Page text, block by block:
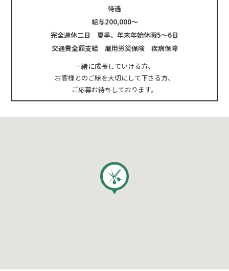
待遇
給与200,000～
完全週休二日 夏季、年末年始休暇5～6日
交通費全額支給 雇用労災保険 疾病保障
一緒に成長していける方、
お客様とのご縁を大切にして下さる方、
ご応募お待ちしております。